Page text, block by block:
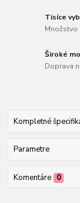
Tisíce
Množstvo
Široké
Doprava
Kompletné
Parametre
Komentáre 0